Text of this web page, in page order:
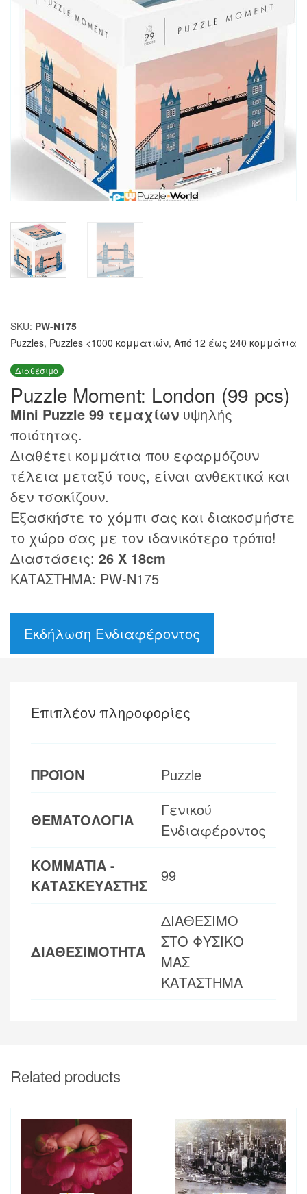
SKU: PW-N175
Puzzles, Puzzles <1000 κομματιών, Από 12 έως 240 κομμάτια
Διαθέσιμο
Puzzle Moment: London (99 pcs)
Mini Puzzle 99 τεμαχίων υψηλής
ποιότητας.
Διαθέτει κομμάτια που εφαρμόζουν
τέλεια μεταξύ τους, είναι ανθεκτικά και
δεν τσακίζουν.
Εξασκήστε το χόμπι σας και διακοσμήστε
το χώρο σας με τον ιδανικότερο τρόπο!
Διαστάσεις: 26 Χ 18cm
ΚΑΤΑΣΤΗΜΑ: PW-N175
Εκδήλωση Ενδιαφέροντος
Επιπλέον πληροφορίες
ΠΡΟΪΟΝ Puzzle
ΘΕΜΑΤΟΛΟΓΙΑ
Γενικού
Ενδιαφέροντος
ΚΟΜΜΑΤΙΑ -
ΚΑΤΑΣΚΕΥΑΣΤΗΣ
99
ΔΙΑΘΕΣΙΜΟΤΗΤΑ
ΔΙΑΘΕΣΙΜΟ
ΣΤΟ ΦΥΣΙΚΟ
ΜΑΣ
ΚΑΤΑΣΤΗΜΑ
Related products